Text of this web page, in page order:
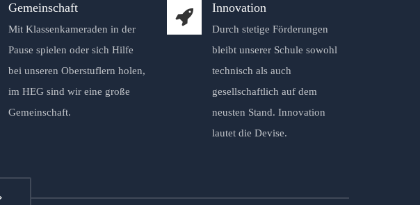
Gemeinschaft
Mit Klassenkameraden in der
Pause spielen oder sich Hilfe
bei unseren Oberstuflern holen,
im HEG sind wir eine große
Gemeinschaft.
Innovation
Durch stetige Förderungen
bleibt unserer Schule sowohl
technisch als auch
gesellschaftlich auf dem
neusten Stand. Innovation
lautet die Devise.